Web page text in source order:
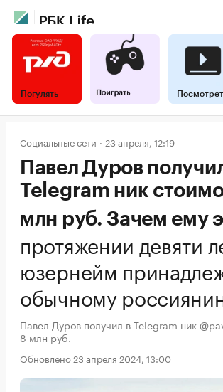
Погулять
Социальные сети 23 апреля, 12:19
Павел Дуров
Telegram ник
млн руб. Зачем ему
протяжении девяти
юзернейм
обычному
Павел Дуров получил в Telegram ник
8 млн руб.
Обновлено 23 апреля 2024, 13:00